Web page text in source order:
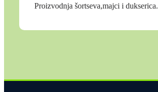
Proizvodnja šortseva,majci i dukserica.